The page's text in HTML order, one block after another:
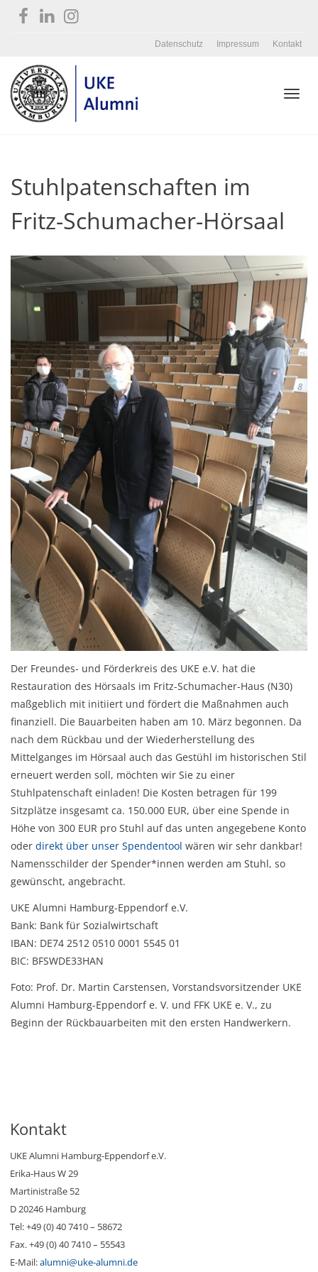
Datenschutz Impressum Kontakt
Stuhlpatenschaften im
Fritz-Schumacher-Hörsaal
Der Freundes- und Förderkreis des UKE e.V. hat die
Restauration des Hörsaals im Fritz-Schumacher-Haus (N30)
maßgeblich mit initiiert und fördert die Maßnahmen auch
finanziell. Die Bauarbeiten haben am 10. März begonnen. Da
nach dem Rückbau und der Wiederherstellung des
Mittelganges im Hörsaal auch das Gestühl im historischen Stil
erneuert werden soll, möchten wir Sie zu einer
Stuhlpatenschaft einladen! Die Kosten betragen für 199
Sitzplätze insgesamt ca. 150.000 EUR, über eine Spende in
Höhe von 300 EUR pro Stuhl auf das unten angegebene Konto
oder direkt über unser Spendentool wären wir sehr dankbar!
Namensschilder der Spender*innen werden am Stuhl, so
gewünscht, angebracht.
UKE Alumni Hamburg-Eppendorf e.V.
Bank: Bank für Sozialwirtschaft
IBAN: DE74 2512 0510 0001 5545 01
BIC: BFSWDE33HAN
Foto: Prof. Dr. Martin Carstensen, Vorstandsvorsitzender UKE
Alumni Hamburg-Eppendorf e. V. und FFK UKE e. V., zu
Beginn der Rückbauarbeiten mit den ersten Handwerkern.
Kontakt
UKE Alumni Hamburg-Eppendorf e.V.
Erika-Haus W 29
Martinistraße 52
D 20246 Hamburg
Tel: +49 (0) 40 7410 – 58672
Fax. +49 (0) 40 7410 – 55543
E-Mail:alumni@uke-alumni.de